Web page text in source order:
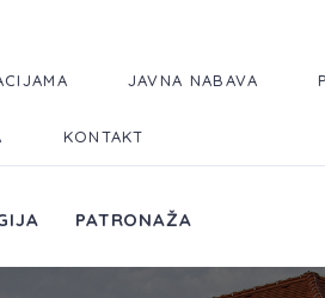
JAVNA NABAVA
KONTAKT
PATRONAŽA